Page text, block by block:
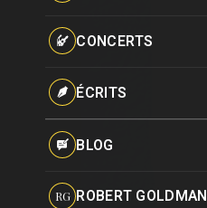
Pseudonymes
CONCERTS
ÉCRITS
Interviews
BLOG
RG ROBERT GOLDMAN